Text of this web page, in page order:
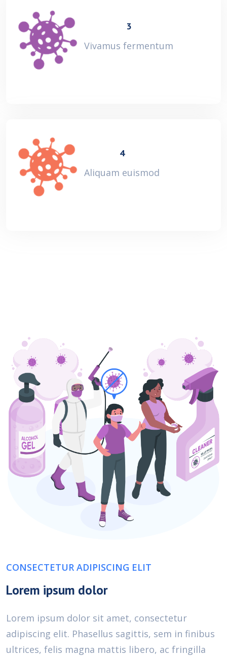
3
Vivamus fermentum
4
Aliquam euismod
CONSECTETUR ADIPISCING ELIT
Lorem ipsum dolor
Lorem ipsum dolor sit amet, consectetur
adipiscing elit. Phasellus sagittis, sem in finibus
ultrices, felis magna mattis libero, ac fringilla